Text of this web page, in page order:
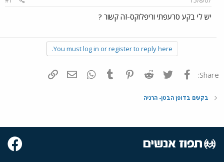
ש
א
ר
יש לי בקע סרעפתי וריפלוקס-זה קשור ?
You must log in or register to reply here.
Share: פייסבוק Twitter
Reddit
Pinterest
Tumblr
WhatsAppדואר אלקטרוני
בקעים בדופן הבטן- הרניה